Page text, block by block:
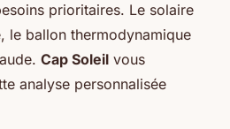
prioritaires. Le solaire
le ballon thermodynamique
Cap Soleil vous
analyse personnalisée